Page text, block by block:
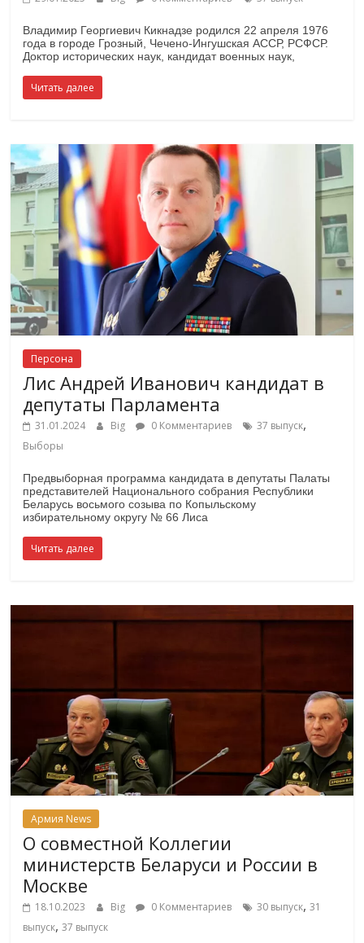
Владимир Георгиевич Кикнадзе родился 22 апреля 1976
года в городе Грозный, Чечено-Ингушская АССР, РСФСР.
Доктор исторических наук, кандидат военных наук,
Читать далее
Персона
Лис Андрей Иванович кандидат в
депутаты Парламента
31.01.2024 Big 0 Комментариев 37 выпуск,
Выборы
Предвыборная программа кандидата в депутаты Палаты
представителей Национального собрания Республики
Беларусь восьмого созыва по Копыльскому
избирательному округу № 66 Лиса
Читать далее
Армия News
О совместной Коллегии
министерств Беларуси и России в
Москве
18.10.2023 Big 0 Комментариев 30 выпуск,31
выпуск,37 выпуск